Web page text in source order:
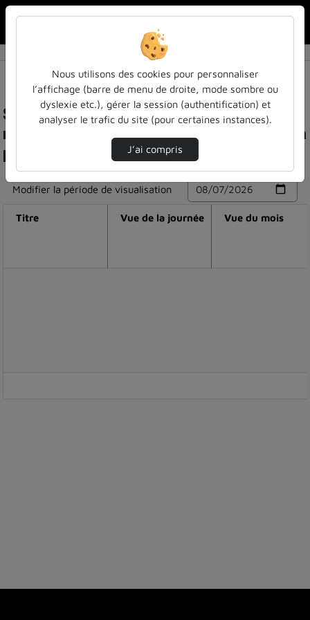
Statistiques de visualisation de la vidéo La
méthode idéo - la demande, la concurrence et la
proposition de valeurs
Modifier la période de visualisation
Titre Vue de la journée Vue du mois
Nous utilisons des cookies pour personnaliser
l’affichage (barre de menu de droite, mode sombre ou
dyslexie etc.), gérer la session (authentification) et
analyser le trafic du site (pour certaines instances).
J’ai compris